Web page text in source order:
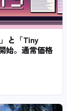
と「Tiny
始。通常価格